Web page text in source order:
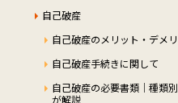
自己破産
自己破産のメリット・デメ
自己破産手続きに関して
自己破産の必要書類｜種類
が解説